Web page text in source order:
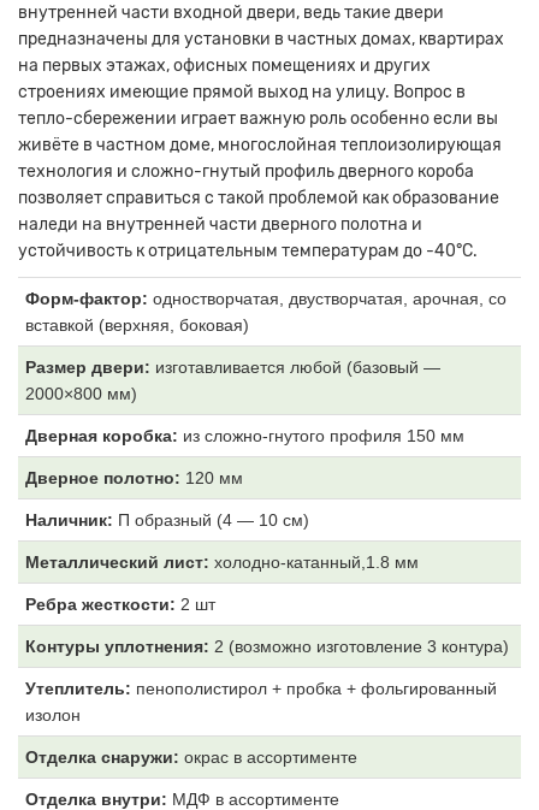
внутренней части входной двери, ведь такие двери
предназначены для установки в частных домах, квартирах
на первых этажах, офисных помещениях и других
строениях имеющие прямой выход на улицу. Вопрос в
тепло-сбережении играет важную роль особенно если вы
живёте в частном доме, многослойная теплоизолирующая
технология и сложно-гнутый профиль дверного короба
позволяет справиться с такой проблемой как образование
наледи на внутренней части дверного полотна и
устойчивость к отрицательным температурам до -40°С.
Форм-фактор: одностворчатая, двустворчатая, арочная, со
вставкой (верхняя, боковая)
Размер двери: изготавливается любой (базовый —
2000×800 мм)
Дверная коробка: из сложно-гнутого профиля 150 мм
Дверное полотно: 120 мм
Наличник: П образный (4 — 10 см)
Металлический лист: холодно-катанный,1.8 мм
Ребра жесткости: 2 шт
Контуры уплотнения: 2 (возможно изготовление 3 контура)
Утеплитель: пенополистирол + пробка + фольгированный
изолон
Отделка снаружи: окрас в ассортименте
Отделка внутри: МДФ в ассортименте